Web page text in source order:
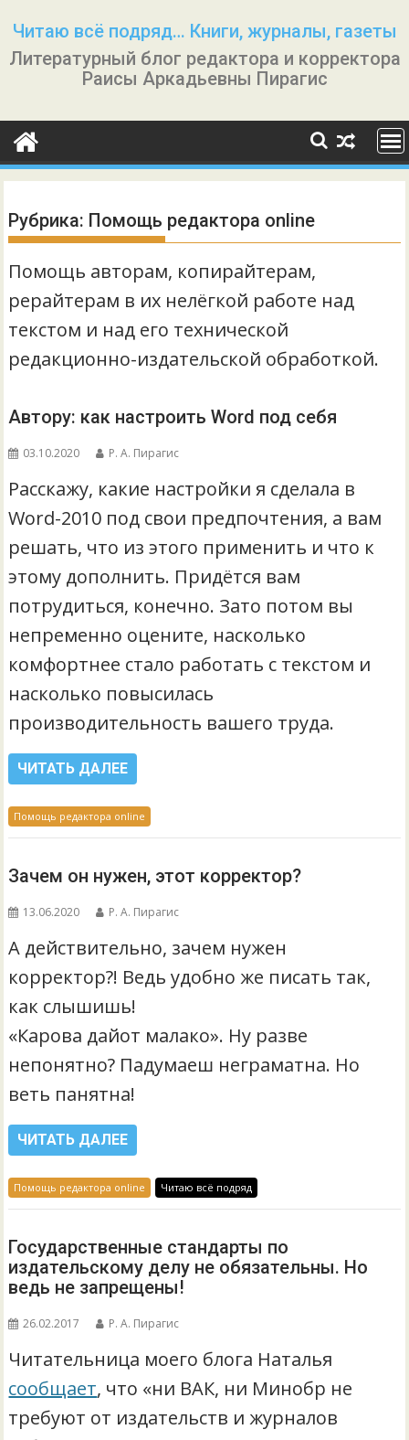
содержимому
Читаю всё подряд… Книги, журналы, газеты
Литературный блог редактора и корректора
Раисы Аркадьевны Пирагис
Рубрика: Помощь редактора online
Помощь авторам, копирайтерам,
рерайтерам в их нелёгкой работе над
текстом и над его технической
редакционно-издательской обработкой.
Автору: как настроить Word под себя
03.10.2020 Р. А. Пирагис
Расскажу, какие настройки я сделала в
Word-2010 под свои предпочтения, а вам
решать, что из этого применить и что к
этому дополнить. Придётся вам
потрудиться, конечно. Зато потом вы
непременно оцените, насколько
комфортнее стало работать с текстом и
насколько повысилась
производительность вашего труда.
ЧИТАТЬ ДАЛЕЕ
Помощь редактора online
Зачем он нужен, этот корректор?
13.06.2020 Р. А. Пирагис
А действительно, зачем нужен
корректор?! Ведь удобно же писать так,
как слышишь!
«Карова дайот малако». Ну разве
непонятно? Падумаеш неграматна. Но
веть панятна!
ЧИТАТЬ ДАЛЕЕ
Помощь редактора online Читаю всё подряд
Государственные стандарты по
издательскому делу не обязательны. Но
ведь не запрещены!
26.02.2017 Р. А. Пирагис
Читательница моего блога Наталья
сообщает, что «ни ВАК, ни Минобр не
требуют от издательств и журналов